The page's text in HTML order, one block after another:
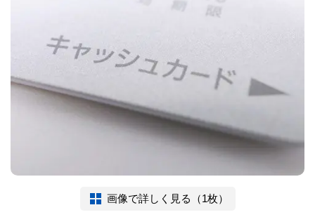
画像で詳しく見る（1枚）